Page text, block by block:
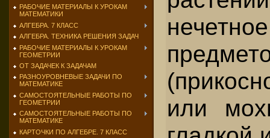
РАБОЧИЕ МАТЕРИАЛЫ К УРОКАМ
МАТЕМАТИКИ
АЛГЕБРА. 7 КЛАСС
АЛГЕБРА. ТЕХНИКА РЕШЕНИЯ ЗАДАЧ
РАБОЧИЕ МАТЕРИАЛЫ К УРОКАМ
ГЕОМЕТРИИ
ОТ ЗАДАЧЕК К ЗАДАЧАМ
РАЗНОУРОВНЕВЫЕ ЗАДАЧИ ПО
МАТЕМАТИКЕ
САМОСТОЯТЕЛЬНЫЕ РАБОТЫ ПО
ГЕОМЕТРИИ
САМОСТОЯТЕЛЬНЫЕ РАБОТЫ ПО
МАТЕМАТИКЕ
КАРТОЧКИ ПО АЛГЕБРЕ. 7 КЛАСС
или